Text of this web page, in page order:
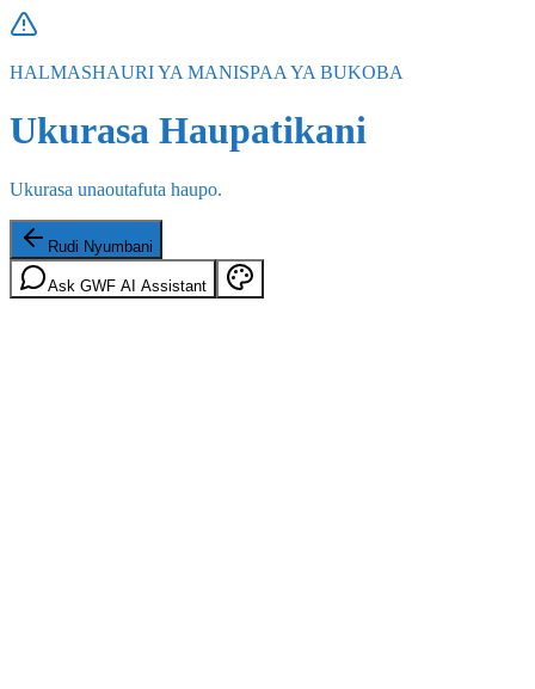
HALMASHAURI YA MANISPAA YA BUKOBA
Ukurasa Haupatikani
Ukurasa unaoutafuta haupo.
Rudi Nyumbani
Ask GWF AI Assistant